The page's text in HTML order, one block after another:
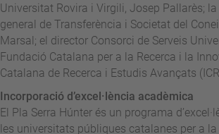
Universitat Rovira i Virgili, Josep Pallarès;
general de Transferència i Societat del
Marsal; el director Consorci de Serveis
Fundació Catalana per a la Recerca i la
Catalana de Recerca i Estudis Avançats
Incorporació d’excel·lència acadèmica
El Pla Serra Húnter és un programa
les universitats públiques catalanes per a